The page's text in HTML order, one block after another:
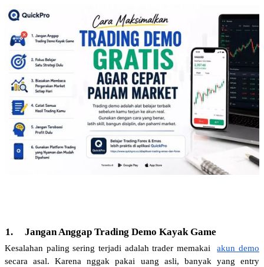
1. Jangan Anggap Trading Demo Kayak Game
Kesalahan paling sering terjadi adalah trader memakai
akun demo
secara asal. Karena nggak pakai uang asli, banyak yang entry